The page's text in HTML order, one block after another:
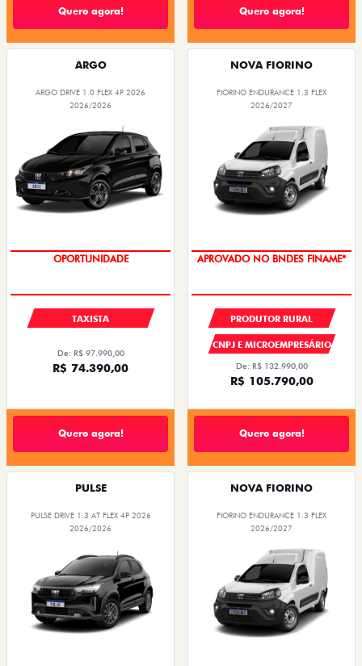
Quero agora! Quero agora!
ARGO
ARGO DRIVE 1.0 FLEX 4P 2026
2026/2026
OPORTUNIDADE
TAXISTA
De: R$ 97.990,00
R$ 74.390,00
Quero agora!
NOVA FIORINO
FIORINO ENDURANCE 1.3 FLEX
2026/2027
APROVADO NO BNDES FINAME*
PRODUTOR RURAL
CNPJ E MICROEMPRESÁRIO
De: R$ 132.990,00
R$ 105.790,00
Quero agora!
PULSE
PULSE DRIVE 1.3 AT FLEX 4P 2026
2026/2026
NOVA FIORINO
FIORINO ENDURANCE 1.3 FLEX
2026/2027